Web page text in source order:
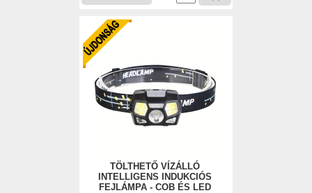
TÖLTHETŐ VÍZÁLLÓ
INTELLIGENS INDUKCIÓS
FEJLÁMPA - COB ÉS LED